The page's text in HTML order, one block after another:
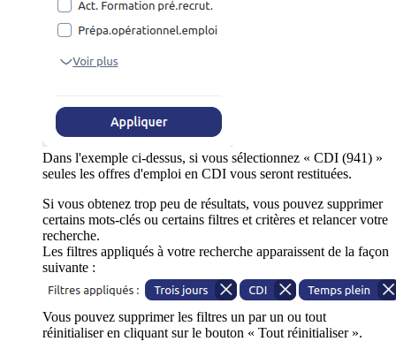
Dans l'exemple ci-dessus, si vous sélectionnez « CDI (941) »
seules les offres d'emploi en CDI vous seront restituées.
Si vous obtenez trop peu de résultats, vous pouvez supprimer
certains mots-clés ou certains filtres et critères et relancer votre
recherche.
Les filtres appliqués à votre recherche apparaissent de la façon
suivante :
Vous pouvez supprimer les filtres un par un ou tout
réinitialiser en cliquant sur le bouton « Tout réinitialiser ».